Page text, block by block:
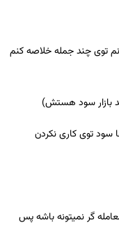
توی چند جمله خلاصه کنم
توی کاری نکردن
گر نمیتونه باشه پس